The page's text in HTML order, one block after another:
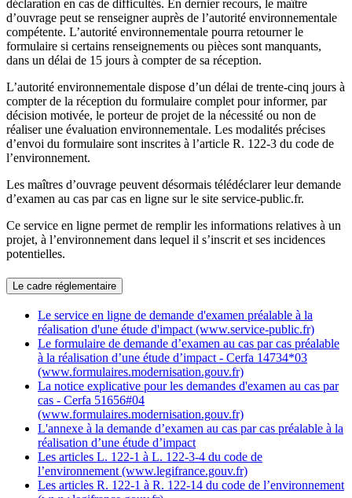
déclaration en cas de difficultés. En dernier recours, le maître
d’ouvrage peut se renseigner auprès de l’autorité environnementale
compétente. L’autorité environnementale pourra retourner le
formulaire si certains renseignements ou pièces sont manquants,
dans un délai de 15 jours à compter de sa réception.
L’autorité environnementale dispose d’un délai de trente-cinq jours à
compter de la réception du formulaire complet pour informer, par
décision motivée, le porteur de projet de la nécessité ou non de
réaliser une évaluation environnementale. Les modalités précises
d’envoi du formulaire sont inscrites à l’article R. 122-3 du code de
l’environnement.
Les maîtres d’ouvrage peuvent désormais télédéclarer leur demande
d’examen au cas par cas en ligne sur le site service-public.fr.
Ce service en ligne permet de remplir les informations relatives à un
projet, à l’environnement dans lequel il s’inscrit et ses incidences
potentielles.
Le cadre réglementaire
Le service en ligne de demande d'examen préalable à la
réalisation d'une étude d'impact (www.service-public.fr)
Le formulaire de demande d’examen au cas par cas préalable
à la réalisation d’une étude d’impact - Cerfa 14734*03
(www.formulaires.modernisation.gouv.fr)
La notice explicative pour les demandes d'examen au cas par
cas - Cerfa 51656#04
(www.formulaires.modernisation.gouv.fr)
L'annexe à la demande d’examen au cas par cas préalable à la
réalisation d’une étude d’impact
Les articles L. 122-1 à L. 122-3-4 du code de
l’environnement (www.legifrance.gouv.fr)
Les articles R. 122-1 à R. 122-14 du code de l’environnement